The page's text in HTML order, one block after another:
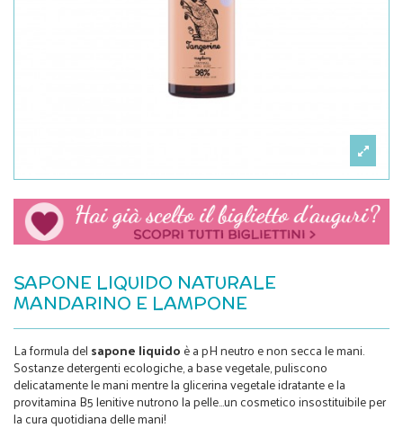
SAPONE LIQUIDO NATURALE
MANDARINO E LAMPONE
La formula del sapone liquidoè a pH neutro e non secca le mani.
Sostanze detergenti ecologiche, a base vegetale, puliscono
delicatamente le mani mentre la glicerina vegetale idratante e la
provitamina B5 lenitive nutrono la pelle…un cosmetico insostituibile per
la cura quotidiana delle mani!